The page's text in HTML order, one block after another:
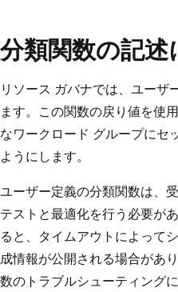
分類関数の記
リソース ガバナでは、ユーザ
ます。この関数の戻り値を使
なワークロード グループにセ
ようにします。
ユーザー定義の分類関数は、
テストと最適化を行う必要が
ると、タイムアウトによって
成情報が公開される場合があ
数のトラブルシューティング